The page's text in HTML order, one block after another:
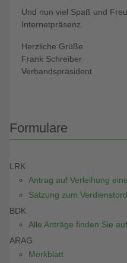
Und nun viel Spaß und
Internetpräsenz.
Herzliche Grüße
Frank Schreiber
Verbandspräsident
Formulare
LRK
Antrag auf Verleihung
Satzung zum
BDK
Alle Anträge finden Sie
ARAG
Merkblatt